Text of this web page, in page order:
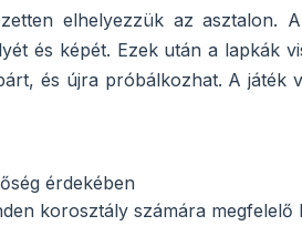
elhelyezzük az asztalon.
és képét. Ezek után a lapkák
és újra próbálkozhat. A játék
érdekében
korosztály számára megfelelő